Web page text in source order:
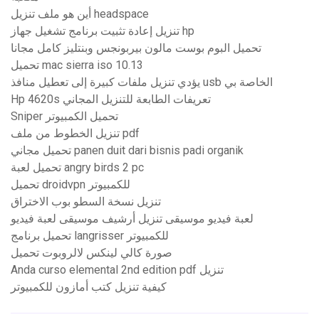
أين هو ملف تنزيل headspace
تنزيل إعادة تثبيت برنامج تشغيل جهاز hp
تحميل البوم بوست مالون بيربونجس وبنتليز كامل مجانا
تحميل mac sierra iso 10.13
يؤدي تنزيل ملفات كبيرة إلى تعطيل منافذ usb الخاصة بي
Hp 4620s تعريفات الطابعة للتنزيل المجاني
Sniper تحميل الكمبيوتر
تنزيل الخطوط من ملف pdf
تحميل مجاني panen duit dari bisnis padi organik
تحميل لعبة angry birds 2 pc
تحميل droidvpn للكمبيوتر
تنزيل نسخة السطو بوب الاختراق
لعبة فيديو موسيقى تنزيل أرشيف موسيقى لعبة فيديو
تحميل برنامج langrisser للكمبيوتر
صورة كالي لينكس لالروبوت تحميل
Anda curso elemental 2nd edition pdf تنزيل
كيفية تنزيل كتب أمازون للكمبيوتر